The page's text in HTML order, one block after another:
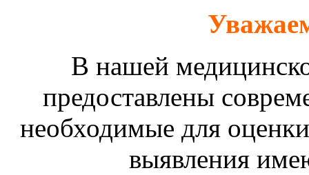
В нашей
предоставлены
необходимые для
выявления